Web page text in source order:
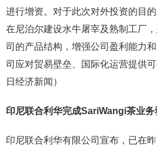
进行增资。对于此次对外投资的目
在尼泊尔建设水牛屠宰及熟制工厂
司的产品结构，增强公司盈利能力
司应对贸易壁垒、国际化运营提供
日经济新闻）
印尼联合利华完成SariWangi茶业务
印尼联合利华有限公司宣布，已在